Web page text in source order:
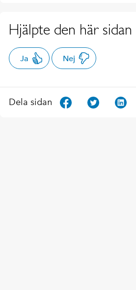
Hjälpte den här sidan
Ja Nej
Dela sidan